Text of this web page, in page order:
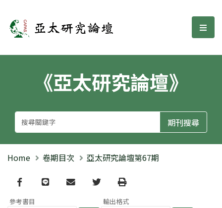
亞太研究論壇 選
《亞太研究論壇》
Home 卷期目次 亞太研究論壇第67期
Facebook
line email TwitterPrint
參考書目 輸出格式